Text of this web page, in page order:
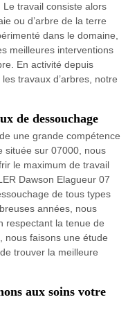
travail consiste alors
ou d’arbre de la terre
dans le domaine,
meilleures interventions
En activité depuis
travaux d’arbres, notre
de dessouchage
une grande compétence
située sur 07000, nous
le maximum de travail
Dawson Elagueur 07
de tous types
années, nous
respectant la tenue de
nous faisons une étude
trouver la meilleure
aux soins votre